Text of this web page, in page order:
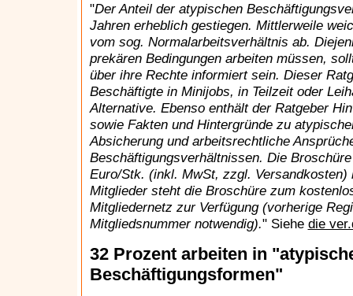
"Der Anteil der atypischen
Jahren erheblich gestiegen. Mittlerweile
vom sog. Normalarbeitsverhältnis ab.
prekären Bedingungen arbeiten müssen,
über ihre Rechte informiert sein. Dieser
Beschäftigte in Minijobs, in Teilzeit oder
Alternative. Ebenso enthält der Ratgeber
sowie Fakten und Hintergründe zu
Absicherung und arbeitsrechtliche
Beschäftigungsverhältnissen. Die
Euro/Stk. (inkl. MwSt, zzgl. Versandkosten)
Mitglieder steht die Broschüre zum
Mitgliedernetz zur Verfügung (vorherige
Mitgliedsnummer notwendig)." Siehe die
32 Prozent arbeiten in
Beschäftigungsformen"